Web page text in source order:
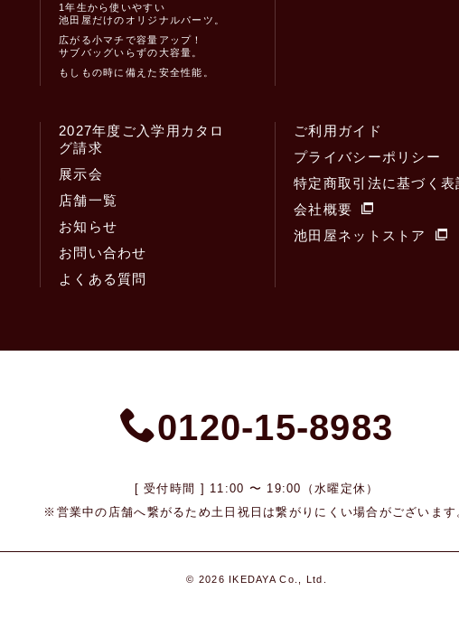
1年生から使いやすい
池田屋だけのオリジナルパーツ。
広がる小マチで容量アップ！
サブバッグいらずの大容量。
もしもの時に備えた安全性能。
2027年度ご入学用カタロ
グ請求
展示会
店舗一覧
お知らせ
お問い合わせ
よくある質問
ご利用ガイド
プライバシーポリシー
特定商取引法に基づく表
会社概要
池田屋ネットストア
0120-15-8983
[ 受付時間 ] 11:00 〜 19:00（水曜定休）
※営業中の店舗へ繋がるため 土日祝日は繋がりにくい場合がございます
© 2026 IKEDAYA Co., Ltd.